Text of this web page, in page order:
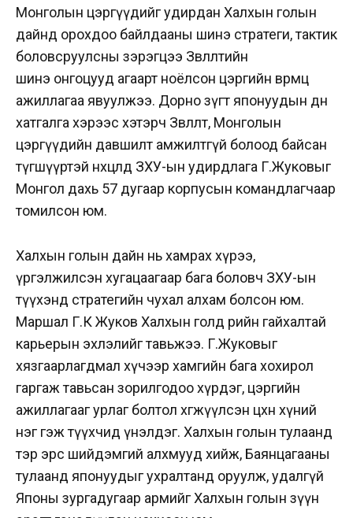
Монголын цэргүүдийг удирдан Халхын голын
дайнд орохдоо байлдааны шинэ стратеги, тактик
боловсруулсны зэрэгцээ Зөвлөлтийн
шинэ онгоцууд агаарт ноёлсон цэргийн өвөрмөц
ажиллагаа явуулжээ. Дорно зүгт японуудын өдөөн
хатгалга хэрээс хэтэрч Зөвлөлт, Монголын
цэргүүдийн давшилт амжилтгүй болоод байсан
түгшүүртэй нөхцөлд ЗХУ-ын удирдлага Г.Жуковыг
Монгол дахь 57 дугаар корпусын командлагчаар
томилсон юм.
Халхын голын дайн нь хамрах хүрээ,
үргэлжилсэн хугацаагаар бага боловч ЗХУ-ын
түүхэнд стратегийн чухал алхам болсон юм.
Маршал Г.К Жуков Халхын голд өөрийн гайхалтай
карьерын эхлэлийг тавьжээ. Г.Жуковыг
хязгаарлагдмал хүчээр хамгийн бага хохирол
гаргаж тавьсан зорилгодоо хүрдэг, цэргийн
ажиллагааг урлаг болтол хөгжүүлсэн цөөхөн хүний
нэг гэж түүхчид үнэлдэг. Халхын голын тулаанд
тэр эрс шийдэмгий алхмууд хийж, Баянцагааны
тулаанд японуудыг ухралтанд оруулж, удалгүй
Японы зургадугаар армийг Халхын голын зүүн